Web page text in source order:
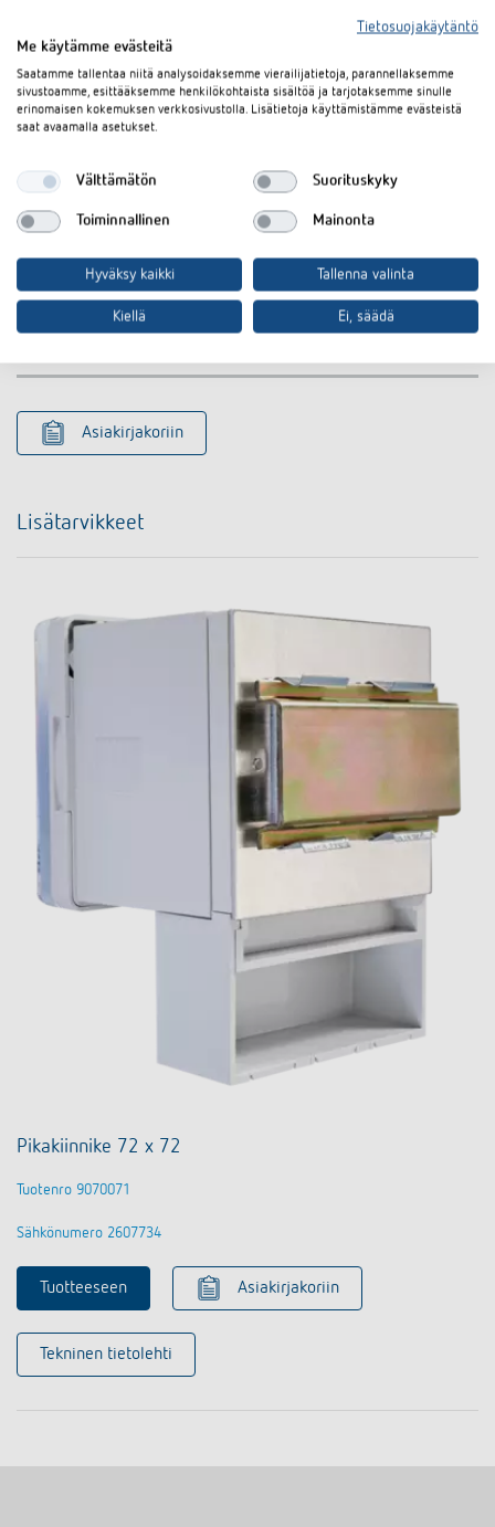
Lataukset
Asiakirjakoriin
Lisätarvikkeet
Pikakiinnike 72 x 72
Tuotenro 9070071
Sähkönumero 2607734
Tuotteeseen Asiakirjakoriin
Tekninen tietolehti
Tietosuojakäytäntö
Me käytämme evästeitä
Saatamme tallentaa niitä analysoidaksemme vierailijatietoja, parannellaksemme
sivustoamme, esittääksemme henkilökohtaista sisältöä ja tarjotaksemme sinulle
erinomaisen kokemuksen verkkosivustolla. Lisätietoja käyttämistämme evästeistä
saat avaamalla asetukset.
Välttämätön Suorituskyky
Toiminnallinen Mainonta
Hyväksy kaikki Tallenna valinta
Kiellä Ei, säädä